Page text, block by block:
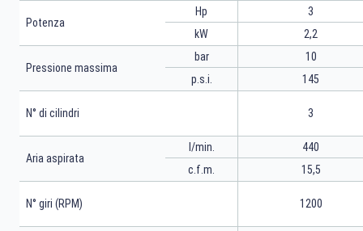
Potenza
Hp
kW
3
2,2
Pressione massima
bar
p.s.i.
10
145
N° di cilindri 3
Aria aspirata
l/min.
c.f.m.
440
15,5
N° giri (RPM) 1200